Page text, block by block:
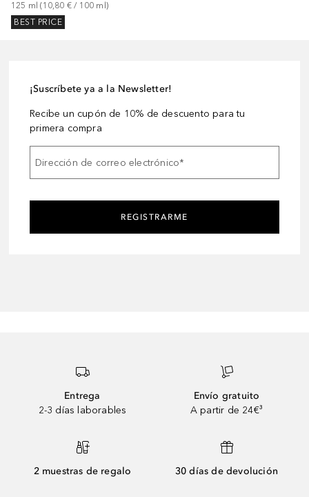
125 ml (10,80 € / 100 ml )
BEST PRICE
¡Suscríbete ya a la Newsletter!
Recibe un cupón de 10% de descuento para tu
primera compra
Dirección de correo electrónico*
REGISTRARME
Entrega
2-3 días laborables
Envío gratuito
A partir de 24€³
2 muestras de regalo 30 días de devolución